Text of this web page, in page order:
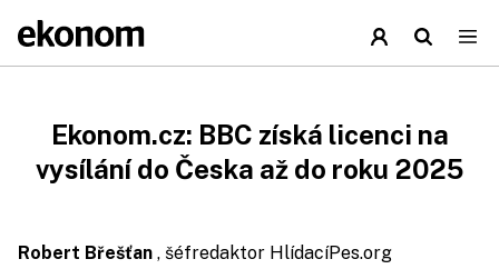
Ekonom.cz: BBC získá licenci na
vysílání do Česka až do roku 2025
Robert Břešťan , šéfredaktor HlídacíPes.org